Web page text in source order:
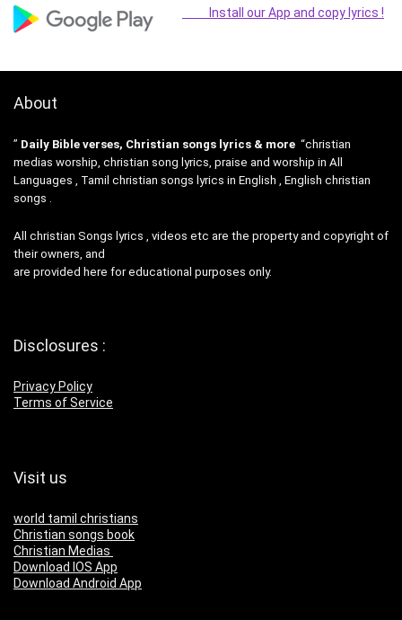
Install our App and copy lyrics !
About
” Daily Bible verses, Christian songs lyrics & more “christian
medias worship, christian song lyrics, praise and worship in All
Languages , Tamil christian songs lyrics in English , English christian
songs .
All christian Songs lyrics , videos etc are the property and copyright of
their owners, and
are provided here for educational purposes only.
Disclosures :
Privacy Policy
Terms of Service
Visit us
world tamil christians
Christian songs book
Christian Medias
Download IOS App
Download Android App